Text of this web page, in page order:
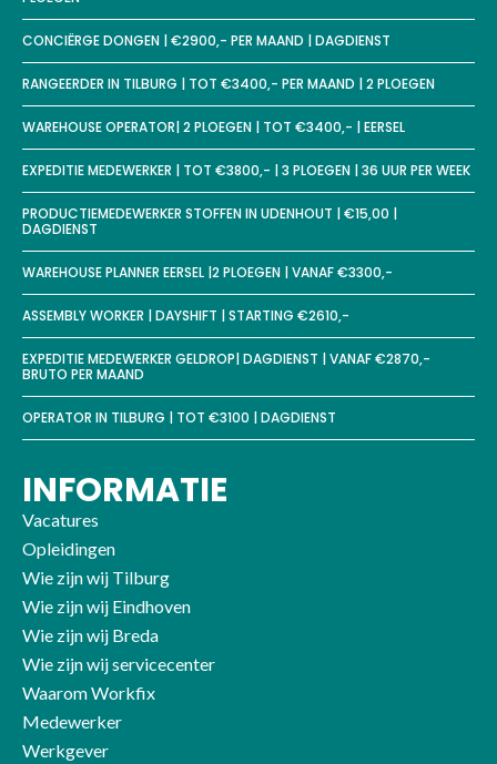
CONCIËRGE DONGEN | €2900,- PER MAAND | DAGDIENST
RANGEERDER IN TILBURG | TOT €3400,- PER MAAND | 2 PLOEGEN
WAREHOUSE OPERATOR| 2 PLOEGEN | TOT €3400,- | EERSEL
EXPEDITIE MEDEWERKER | TOT €3800,- | 3 PLOEGEN | 36 UUR PER WEEK
PRODUCTIEMEDEWERKER STOFFEN IN UDENHOUT | €15,00 |
DAGDIENST
WAREHOUSE PLANNER EERSEL |2 PLOEGEN | VANAF €3300,-
ASSEMBLY WORKER | DAYSHIFT | STARTING €2610,-
EXPEDITIE MEDEWERKER GELDROP| DAGDIENST | VANAF €2870,-
BRUTO PER MAAND
OPERATOR IN TILBURG | TOT €3100 | DAGDIENST
INFORMATIE
Vacatures
Opleidingen
Wie zijn wij Tilburg
Wie zijn wij Eindhoven
Wie zijn wij Breda
Wie zijn wij servicecenter
Waarom Workfix
Medewerker
Werkgever